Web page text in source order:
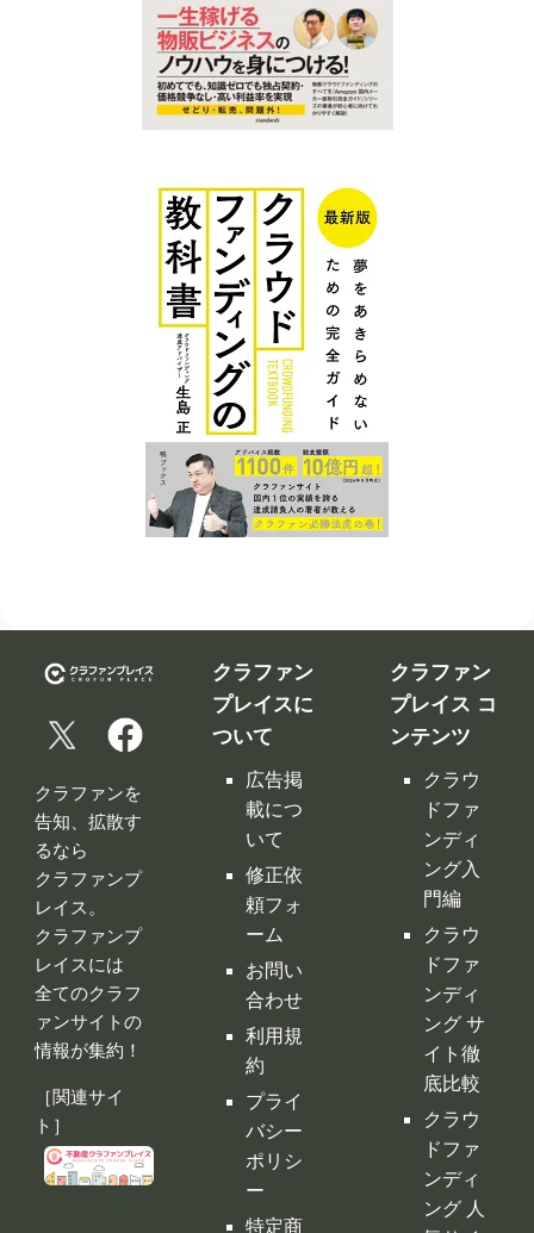
クラファンを
告知、拡散す
るなら
クラファンプ
レイス。
クラファンプ
レイスには
全てのクラフ
ァンサイトの
情報が集約！
［関連サイ
ト］
クラファン
プレイスに
ついて
広告掲
載につ
いて
修正依
頼フォ
ーム
お問い
合わせ
利用規
約
プライ
バシー
ポリシ
ー
特定商
クラファン
プレイス コ
ンテンツ
クラウ
ドファ
ンディ
ング入
門編
クラウ
ドファ
ンディ
ング サ
イト徹
底比較
クラウ
ドファ
ンディ
ング 人